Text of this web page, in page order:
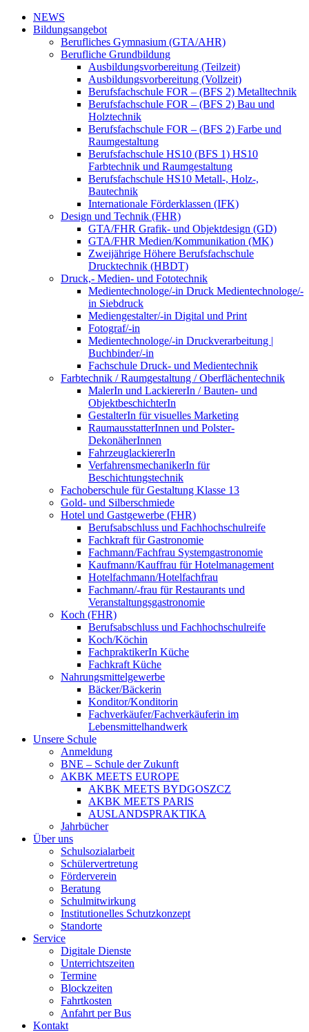
NEWS
Bildungsangebot
Berufliches Gymnasium (GTA/AHR)
Berufliche Grundbildung
Ausbildungsvorbereitung (Teilzeit)
Ausbildungsvorbereitung (Vollzeit)
Berufsfachschule FOR – (BFS 2) Metalltechnik
Berufsfachschule FOR – (BFS 2) Bau und
Holztechnik
Berufsfachschule FOR – (BFS 2) Farbe und
Raumgestaltung
Berufsfachschule HS10 (BFS 1) HS10
Farbtechnik und Raumgestaltung
Berufsfachschule HS10 Metall-, Holz-,
Bautechnik
Internationale Förderklassen (IFK)
Design und Technik (FHR)
GTA/FHR Grafik- und Objektdesign (GD)
GTA/FHR Medien/Kommunikation (MK)
Zweijährige Höhere Berufsfachschule
Drucktechnik (HBDT)
Druck,- Medien- und Fototechnik
Medientechnologe/-in Druck Medientechnologe/-
in Siebdruck
Mediengestalter/-in Digital und Print
Fotograf/-in
Medientechnologe/-in Druckverarbeitung |
Buchbinder/-in
Fachschule Druck- und Medientechnik
Farbtechnik / Raumgestaltung / Oberflächentechnik
MalerIn und LackiererIn / Bauten- und
ObjektbeschichterIn
GestalterIn für visuelles Marketing
RaumausstatterInnen und Polster-
DekonäherInnen
FahrzeuglackiererIn
VerfahrensmechanikerIn für
Beschichtungstechnik
Fachoberschule für Gestaltung Klasse 13
Gold- und Silberschmiede
Hotel und Gastgewerbe (FHR)
Berufsabschluss und Fachhochschulreife
Fachkraft für Gastronomie
Fachmann/Fachfrau Systemgastronomie
Kaufmann/Kauffrau für Hotelmanagement
Hotelfachmann/Hotelfachfrau
Fachmann/-frau für Restaurants und
Veranstaltungsgastronomie
Koch (FHR)
Berufsabschluss und Fachhochschulreife
Koch/Köchin
FachpraktikerIn Küche
Fachkraft Küche
Nahrungsmittelgewerbe
Bäcker/Bäckerin
Konditor/Konditorin
Fachverkäufer/Fachverkäuferin im
Lebensmittelhandwerk
Unsere Schule
Anmeldung
BNE – Schule der Zukunft
AKBK MEETS EUROPE
AKBK MEETS BYDGOSZCZ
AKBK MEETS PARIS
AUSLANDSPRAKTIKA
Jahrbücher
Über uns
Schulsozialarbeit
Schülervertretung
Förderverein
Beratung
Schulmitwirkung
Institutionelles Schutzkonzept
Standorte
Service
Digitale Dienste
Unterrichtszeiten
Termine
Blockzeiten
Fahrtkosten
Anfahrt per Bus
Kontakt